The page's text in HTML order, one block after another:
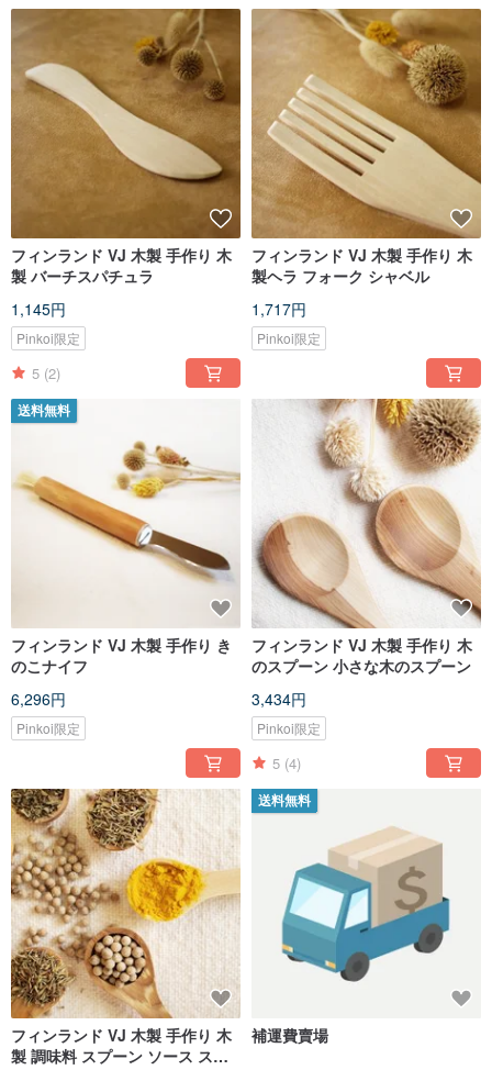
フィンランド VJ 木製 手作り 木
製 バーチスパチュラ
1,145円
Pinkoi限定
5 (2)
フィンランド VJ 木製 手作り 木
製ヘラ フォーク シャベル
1,717円
Pinkoi限定
送料無料
フィンランド VJ 木製 手作り き
のこナイフ
6,296円
Pinkoi限定
フィンランド VJ 木製 手作り 木
のスプーン 小さな木のスプーン
3,434円
Pinkoi限定
5 (4)
フィンランド VJ 木製 手作り 木
製 調味料 スプーン ソース スプ
送料無料
補運費賣場